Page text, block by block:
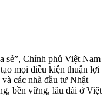
sẻ”, Chính phủ Việt Nam
mọi điều kiện thuận lợi
các nhà đầu tư Nhật
bền vững, lâu dài ở Việt